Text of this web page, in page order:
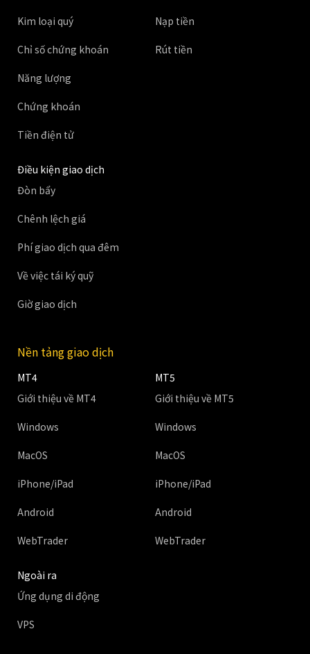
Kim loại quý
Chỉ số chứng khoán
Năng lượng
Chứng khoán
Tiền điện tử
Nạp tiền
Rút tiền
Điều kiện giao dịch
Đòn bẩy
Chênh lệch giá
Phí giao dịch qua đêm
Về việc tái ký quỹ
Giờ giao dịch
Nền tảng giao dịch
MT4
Giới thiệu về MT4
Windows
MacOS
iPhone/iPad
Android
WebTrader
MT5
Giới thiệu về MT5
Windows
MacOS
iPhone/iPad
Android
WebTrader
Ngoài ra
Ứng dụng di động
VPS